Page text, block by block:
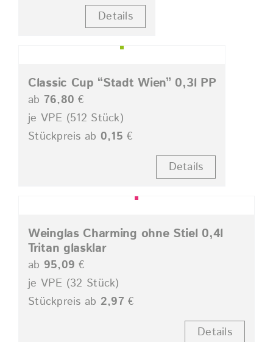
Details
Classic Cup “Stadt Wien” 0,3l PP
ab 76,80 €
je VPE (512 Stück)
Stückpreis ab 0,15 €
Details
Weinglas Charming ohne Stiel 0,4l
Tritan glasklar
ab 95,09 €
je VPE (32 Stück)
Stückpreis ab 2,97 €
Details